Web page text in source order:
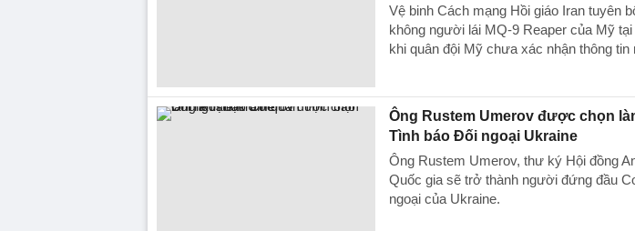
Vệ binh Cách mạng Hồi giáo Iran tuyên
không người lái MQ-9 Reaper của Mỹ
khi quân đội Mỹ chưa xác nhận thông tin
Ông Rustem Umerov được chọn
Tình báo Đối ngoại Ukraine
Ông Rustem Umerov, thư ký Hội đồng
Quốc gia sẽ trở thành người đứng đầu
ngoại của Ukraine.